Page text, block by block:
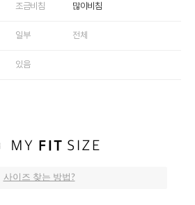
조금비침 많이비침
일부 전체
있음